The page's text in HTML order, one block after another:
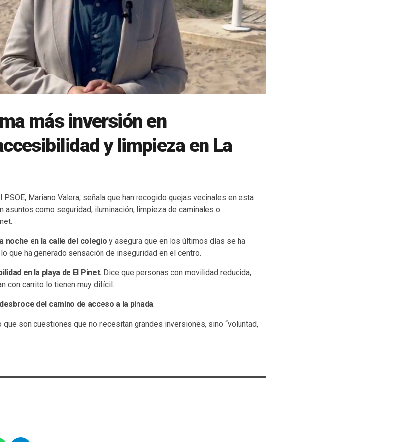
más inversión en
y limpieza en La
Mariano Valera, señala que han recogido quejas vecinales en esta
asuntos como seguridad, iluminación, limpieza de caminales o
noche en la calle del colegio y asegura que en los últimos días se ha
que ha generado sensación de inseguridad en el centro.
en la playa de El Pinet. Dice que personas con movilidad reducida,
con carrito lo tienen muy difícil.
desbroce del camino de acceso a la pinada.
que son cuestiones que no necesitan grandes inversiones, sino “voluntad,